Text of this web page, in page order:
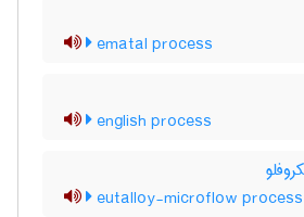
ematal process
english process
eutalloy-microflow process